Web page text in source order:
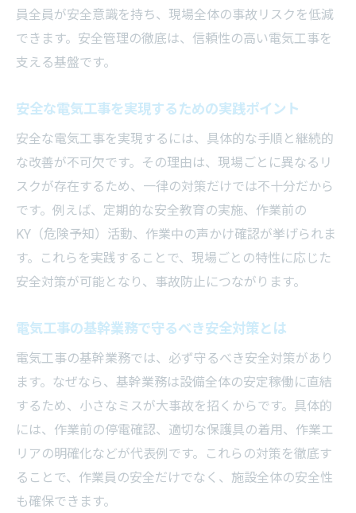
員全員が安全意識を持ち、現場全体の事故リスクを低減
できます。安全管理の徹底は、信頼性の高い電気工事を
支える基盤です。
安全な電気工事を実現するための実践ポイント
安全な電気工事を実現するには、具体的な手順と継続的
な改善が不可欠です。その理由は、現場ごとに異なるリ
スクが存在するため、一律の対策だけでは不十分だから
です。例えば、定期的な安全教育の実施、作業前の
KY（危険予知）活動、作業中の声かけ確認が挙げられま
す。これらを実践することで、現場ごとの特性に応じた
安全対策が可能となり、事故防止につながります。
電気工事の基幹業務で守るべき安全対策とは
電気工事の基幹業務では、必ず守るべき安全対策があり
ます。なぜなら、基幹業務は設備全体の安定稼働に直結
するため、小さなミスが大事故を招くからです。具体的
には、作業前の停電確認、適切な保護具の着用、作業エ
リアの明確化などが代表例です。これらの対策を徹底す
ることで、作業員の安全だけでなく、施設全体の安全性
も確保できます。